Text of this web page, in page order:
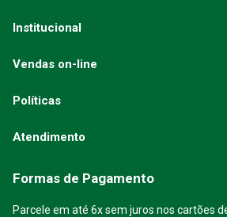
Institucional
Vendas on-line
Políticas
Atendimento
Formas de Pagamento
Parcele em até 6x sem juros nos cartões